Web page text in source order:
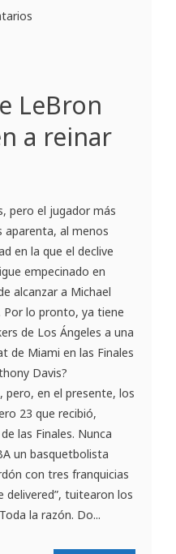
LeBron
a reinar
pero el jugador más
aparenta, al menos
en la que el declive
empecinado en
alcanzar a Michael
lo pronto, ya tiene
de Los Ángeles a una
de Miami en las Finales
Davis?
en el presente, los
23 que recibió,
las Finales. Nunca
un basquetbolista
con tres franquicias
delivered”, tuitearon los
la razón. Do...